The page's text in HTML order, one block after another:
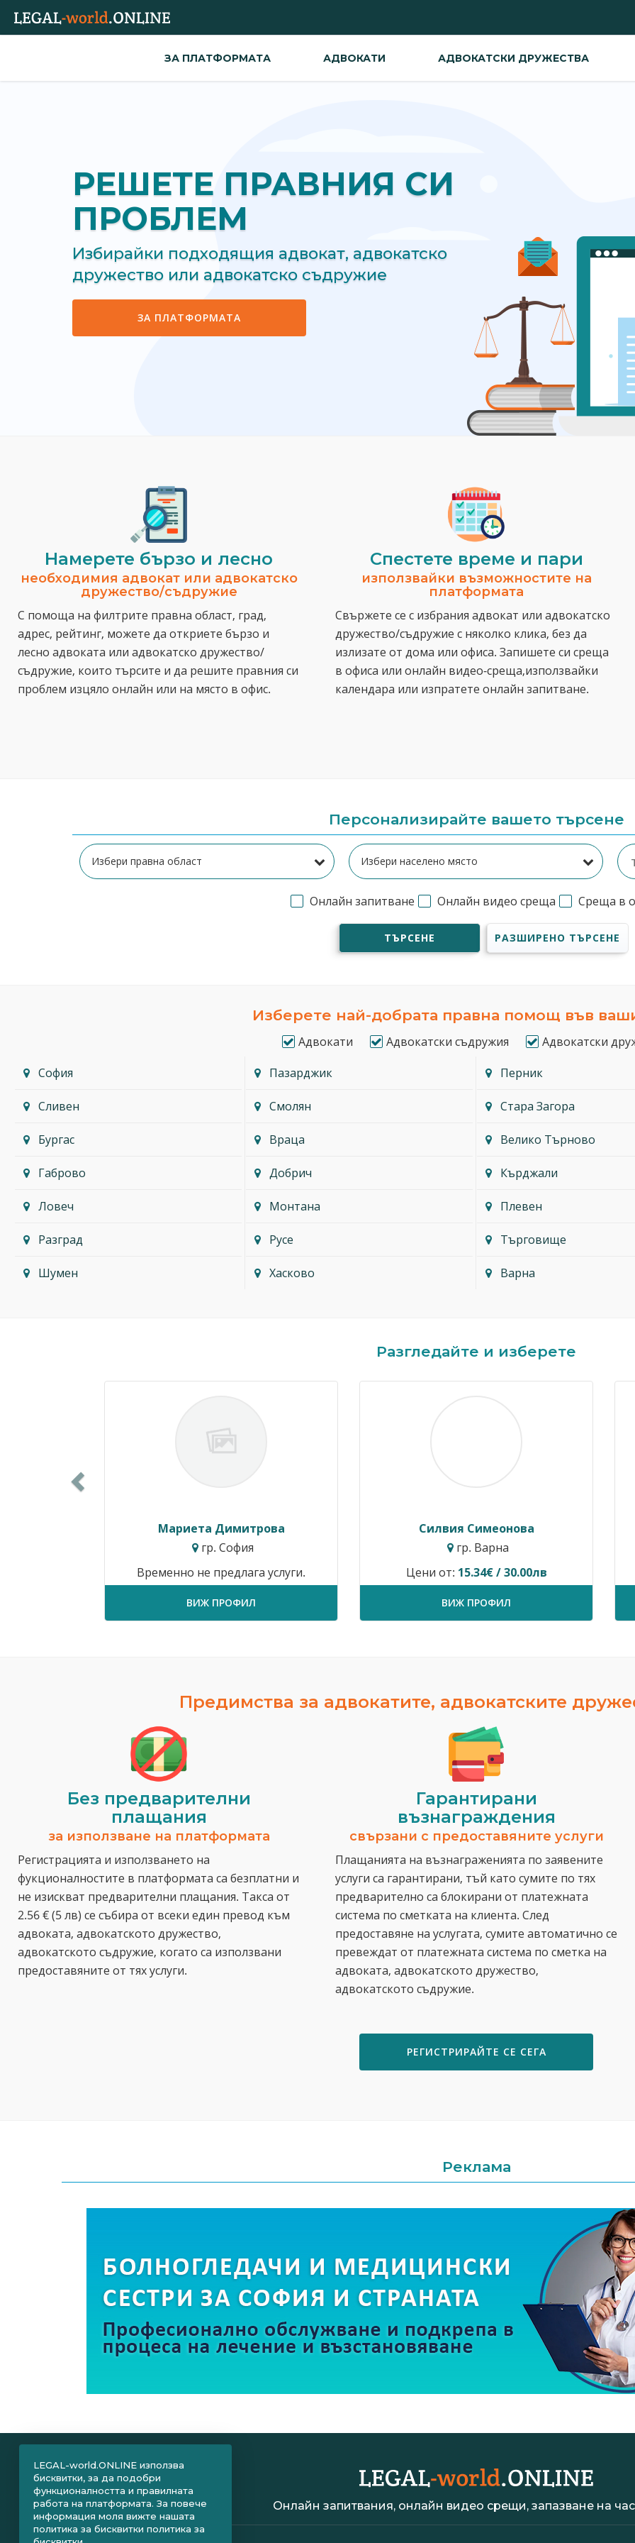
ЗА ПЛАТФОРМАТА АДВОКАТИ АДВОКАТСКИ ДРУЖЕСТВА
РЕШЕТЕ ПРАВНИЯ СИ
ПРОБЛЕМ
Избирайки подходящия адвокат, адвокатско
дружество или адвокатско съдружие
ЗА ПЛАТФОРМАТА
Намерете бързо и лесно
необходимия адвокат или адвокатско
дружество/съдружие
С помоща на филтрите правна област, град,
адрес, рейтинг, можете да откриете бързо и
лесно адвоката или адвокатско дружество/
съдружие, които търсите и да решите правния си
проблем изцяло онлайн или на място в офис.
Спестeте време и пари
използвайки възможностите на
платформата
Свържете се с избрания адвокат или адвокатско
дружество/съдружие с няколко клика, без да
излизате от дома или офиса. Запишете си среща
в офиса или онлайн видео-среща,използвайки
календара или изпратете онлайн запитване.
Персонализирайте вашето търсене
Онлайн запитване Онлайн видео среща Среща в
ТЪРСЕНЕ РАЗШИРЕНО ТЪРСЕНЕ
Изберете най-добрата правна помощ във
Адвокати Адвокатски съдружия
Адвокатски
София
Пазарджик Перник
Сливен Смолян Стара Загора
Бургас Враца Велико Търново
Габрово Добрич Кърджали
Ловеч Монтана Плевен
Разград Русе Търговище
Шумен Хасково Варна
Разгледайте и изберете
Силвия Симеонова
гр. Варна
Цени от:15.34€ / 30.00лв
ВИЖ ПРОФИЛ
Димитър Кавалджиев
гр. София
40.90€ / 80.00лв
ВИЖ ПРОФИЛ
Предимства за адвокатите, адвокатските
Без предварителни
плащания
за използване на платформата
Регистрацията и използването на
фукционалностите в платформата са безплатни и
не изискват предварителни плащания. Такса от
2.56 € (5 лв) се събира от всеки един превод към
адвоката, адвокатското дружество,
адвокатското съдружие, когато са използвани
предоставяните от тях услуги.
Гарантирани
възнаграждения
свързани с предоставяните услуги
Плащанията на възнаграженията по заявените
услуги са гарантирани, тъй като сумите по тях
предварително са блокирани от платежната
система по сметката на клиента. След
предоставяне на услугата, сумите автоматично се
превеждат от платежната система по сметка на
адвоката, адвокатското дружество,
адвокатското съдружие.
РЕГИСТРИРАЙТЕ СЕ СЕГА
Реклама
Онлайн запитвания, онлайн видео срещи, запазване на
LEGAL-world.ONLINE използва
бисквитки, за да подобри
функционалността и правилната
работа на платформата. За повече
информация моля вижте нашата
политика за бисквитки политика за